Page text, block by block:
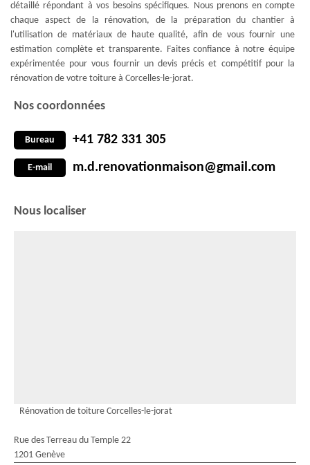
détaillé répondant à vos besoins spécifiques. Nous prenons en compte
chaque aspect de la rénovation, de la préparation du chantier à
l'utilisation de matériaux de haute qualité, afin de vous fournir une
estimation complète et transparente. Faites confiance à notre équipe
expérimentée pour vous fournir un devis précis et compétitif pour la
rénovation de votre toiture à Corcelles-le-jorat.
Nos coordonnées
Bureau +41 782 331 305
E-mail m.d.renovationmaison@gmail.com
Nous localiser
Rénovation de toiture Corcelles-le-jorat
Rue des Terreau du Temple 22
1201 Genève